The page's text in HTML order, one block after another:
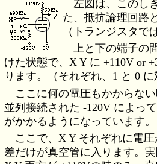
左図は、このし
た、抵抗論理回路
（トランジスタで
上と下の端子の
けた状態で、X Y に +110V or
ります。（それぞれ、1 と 0 に
ここに何の電圧もかからな
並列接続された -120V によっ
がかかるようになっています。
ここで、X Y それぞれに電
差だけが真空管に入ります。